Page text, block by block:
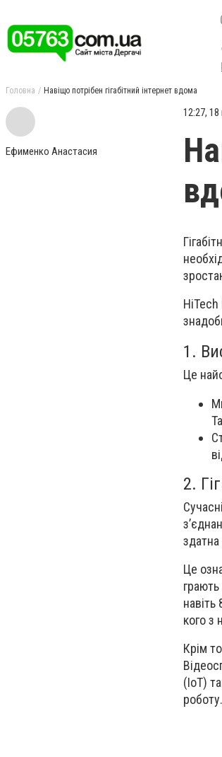
Головна Навіщо потрібен гігабітний інтернет вдома
Ефименко Анастасия
12:27, 18
HiTech
1.
Це
2.
Це
грають
навіть
кого з
Крім
(IoT)
роботу.